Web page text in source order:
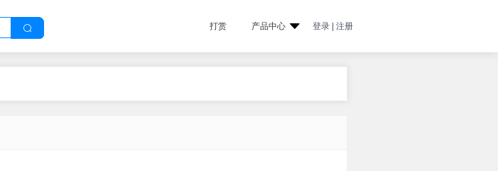
打赏 产品中心 登录 | 注册